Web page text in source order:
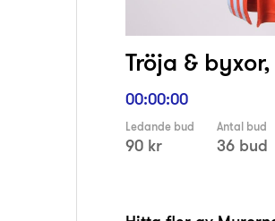
Tröja &
00:00:00
Ledande bud
90 kr
Antal bud
36 bud